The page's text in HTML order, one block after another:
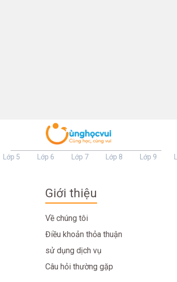
Lớp 5 Lớp 6 Lớp 7 Lớp 8 Lớp 9
Giới thiệu
Về chúng tôi
Điều khoản thỏa thuận
sử dụng dịch vụ
Câu hỏi thường gặp